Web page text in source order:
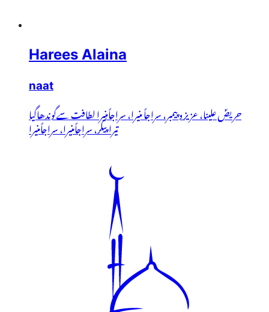
Harees Alaina
naat
حریصؐ علینا، عزیز و پیمبر، سراجاً منیرا، سراجاًمنیرا لطافت سےگوندھاگیا
تیراپیکر، سراجاًمنیرا، سراجاًمنیرا